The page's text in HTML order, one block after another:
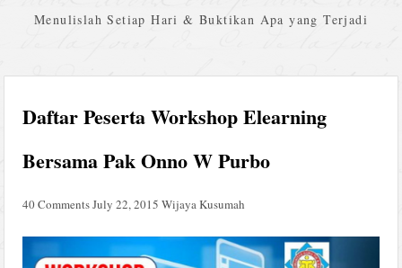
Menulislah Setiap Hari & Buktikan Apa yang Terjadi
Daftar Peserta Workshop Elearning
Bersama Pak Onno W Purbo
40 CommentsJuly 22, 2015 Wijaya Kusumah